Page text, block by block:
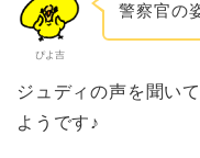
ぴよ吉
警察官の
ジュディの声を聞い
ようです♪